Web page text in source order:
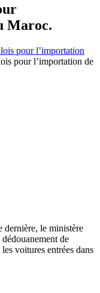
Maroc.
pour l’importation
pour l’importation de
dernière, le ministère
de
voitures entrées dans